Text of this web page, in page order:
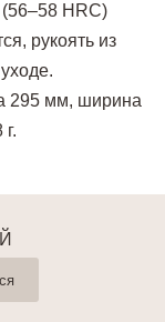
HRC)
рукоять из
295 мм, ширина